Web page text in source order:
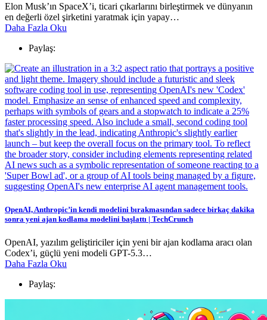
Elon Musk’ın SpaceX’i, ticari çıkarlarını birleştirmek ve dünyanın
en değerli özel şirketini yaratmak için yapay…
Daha Fazla Oku
Paylaş:
OpenAI, Anthropic’in kendi modelini bırakmasından sadece birkaç dakika
sonra yeni ajan kodlama modelini başlattı | TechCrunch
OpenAI, yazılım geliştiriciler için yeni bir ajan kodlama aracı olan
Codex’i, güçlü yeni modeli GPT-5.3…
Daha Fazla Oku
Paylaş: